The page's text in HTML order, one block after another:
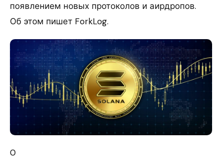
появлением новых протоколов и аирдропов.
Об этом пишет ForkLog.
0